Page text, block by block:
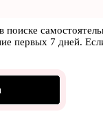
поиске
первых 7 дней.